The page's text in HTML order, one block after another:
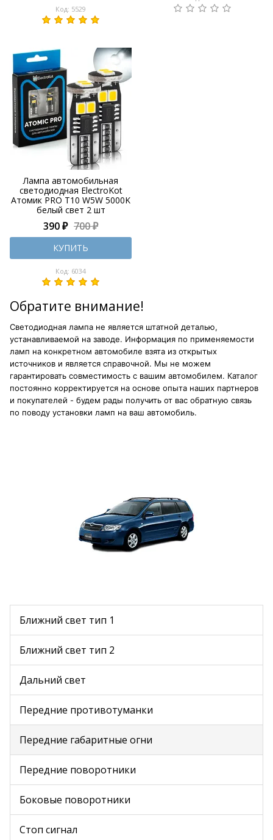
Код: 5529
Лампа автомобильная
светодиодная ElectroKot
Атомик PRO T10 W5W 5000K
белый свет 2 шт
390 ₽ 700 ₽
КУПИТЬ
Код: 6034
Обратите внимание!
Светодиодная лампа не является штатной деталью,
устанавливаемой на заводе. Информация по применяемости
ламп на конкретном автомобиле взята из открытых
источников и является справочной. Мы не можем
гарантировать совместимость с вашим автомобилем. Каталог
постоянно корректируется на основе опыта наших партнеров
и покупателей - будем рады получить от вас обратную связь
по поводу установки ламп на ваш автомобиль.
Ближний свет тип 1
Ближний свет тип 2
Дальний свет
Передние противотуманки
Передние габаритные огни
Передние поворотники
Боковые поворотники
Стоп сигнал